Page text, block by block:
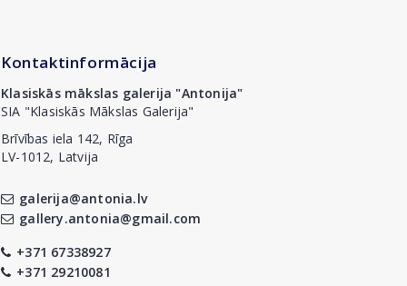
Kontaktinformācija
Klasiskās mākslas galerija "Antonija"
SIA "Klasiskās Mākslas Galerija"
Brīvības iela 142, Rīga
LV-1012, Latvija
galerija@antonia.lv
gallery.antonia@gmail.com
+371 67338927
+371 29210081